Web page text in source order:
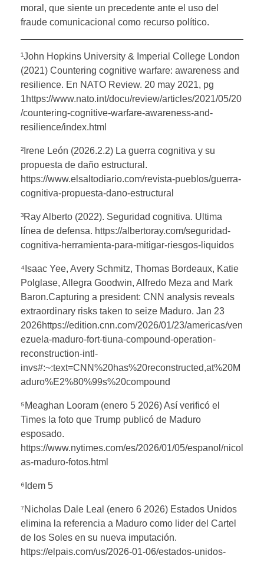
moral, que siente un precedente ante el uso del
fraude comunicacional como recurso político.
¹John Hopkins University & Imperial College London
(2021) Countering cognitive warfare: awareness and
resilience. En NATO Review. 20 may 2021, pg
1https://www.nato.int/docu/review/articles/2021/05/20
/countering-cognitive-warfare-awareness-and-
resilience/index.html
²Irene León (2026.2.2) La guerra cognitiva y su
propuesta de daño estructural.
https://www.elsaltodiario.com/revista-pueblos/guerra-
cognitiva-propuesta-dano-estructural
³Ray Alberto (2022). Seguridad cognitiva. Ultima
línea de defensa. https://albertoray.com/seguridad-
cognitiva-herramienta-para-mitigar-riesgos-liquidos
⁴Isaac Yee, Avery Schmitz, Thomas Bordeaux, Katie
Polglase, Allegra Goodwin, Alfredo Meza and Mark
Baron.Capturing a president: CNN analysis reveals
extraordinary risks taken to seize Maduro. Jan 23
2026https://edition.cnn.com/2026/01/23/americas/ven
ezuela-maduro-fort-tiuna-compound-operation-
reconstruction-intl-
invs#:~:text=CNN%20has%20reconstructed,at%20M
aduro%E2%80%99s%20compound
⁵Meaghan Looram (enero 5 2026) Así verificó el
Times la foto que Trump publicó de Maduro
esposado.
https://www.nytimes.com/es/2026/01/05/espanol/nicol
as-maduro-fotos.html
⁶Idem 5
⁷Nicholas Dale Leal (enero 6 2026) Estados Unidos
elimina la referencia a Maduro como lider del Cartel
de los Soles en su nueva imputación.
https://elpais.com/us/2026-01-06/estados-unidos-